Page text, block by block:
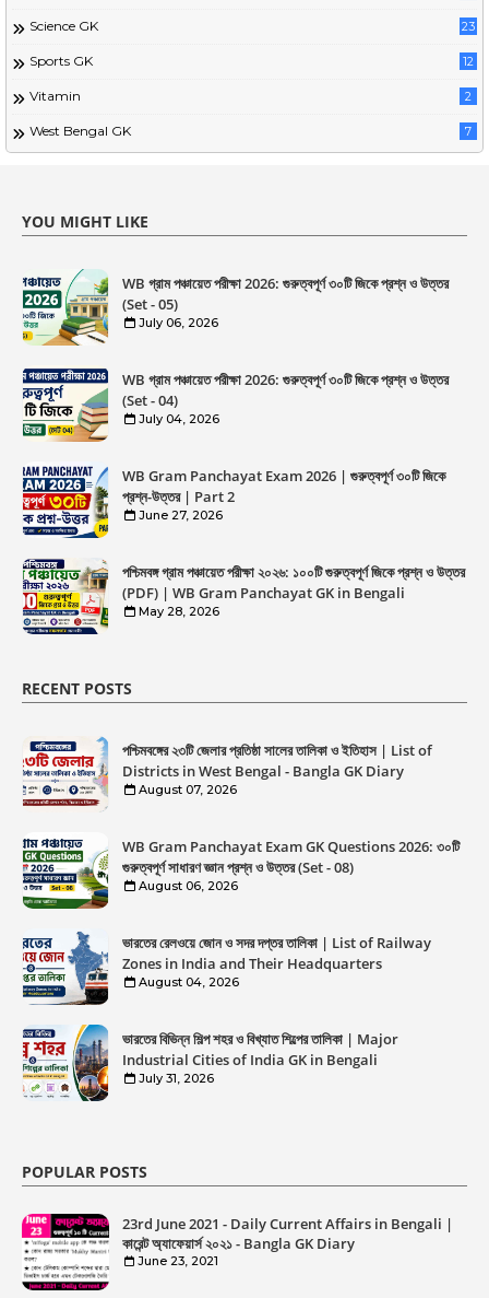
Science GK 23
Sports GK 12
Vitamin 2
West Bengal GK 7
YOU MIGHT LIKE
WB গ্রাম পঞ্চায়েত পরীক্ষা 2026: গুরুত্বপূর্ণ ৩০টি জিকে প্রশ্ন ও উত্তর
(Set - 05)
July 06, 2026
WB গ্রাম পঞ্চায়েত পরীক্ষা 2026: গুরুত্বপূর্ণ ৩০টি জিকে প্রশ্ন ও উত্তর
(Set - 04)
July 04, 2026
WB Gram Panchayat Exam 2026 | গুরুত্বপূর্ণ ৩০টি জিকে
প্রশ্ন-উত্তর | Part 2
June 27, 2026
পশ্চিমবঙ্গ গ্রাম পঞ্চায়েত পরীক্ষা ২০২৬: ১০০টি গুরুত্বপূর্ণ জিকে প্রশ্ন ও উত্তর
(PDF) | WB Gram Panchayat GK in Bengali
May 28, 2026
RECENT POSTS
পশ্চিমবঙ্গের ২৩টি জেলার প্রতিষ্ঠা সালের তালিকা ও ইতিহাস | List of
Districts in West Bengal - Bangla GK Diary
August 07, 2026
WB Gram Panchayat Exam GK Questions 2026: ৩০টি
গুরুত্বপূর্ণ সাধারণ জ্ঞান প্রশ্ন ও উত্তর (Set - 08)
August 06, 2026
ভারতের রেলওয়ে জোন ও সদর দপ্তর তালিকা | List of Railway
Zones in India and Their Headquarters
August 04, 2026
ভারতের বিভিন্ন শিল্প শহর ও বিখ্যাত শিল্পের তালিকা | Major
Industrial Cities of India GK in Bengali
July 31, 2026
POPULAR POSTS
23rd June 2021 - Daily Current Affairs in Bengali |
কারেন্ট অ্যাফেয়ার্স ২০২১ - Bangla GK Diary
June 23, 2021